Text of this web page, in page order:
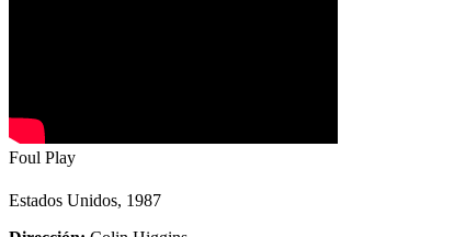
Foul Play
Estados Unidos, 1987